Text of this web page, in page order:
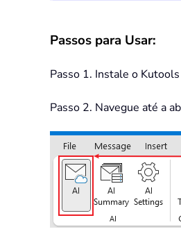
Passos para Usar:
Passo 1. Instale o
Passo 2. Navegue até a